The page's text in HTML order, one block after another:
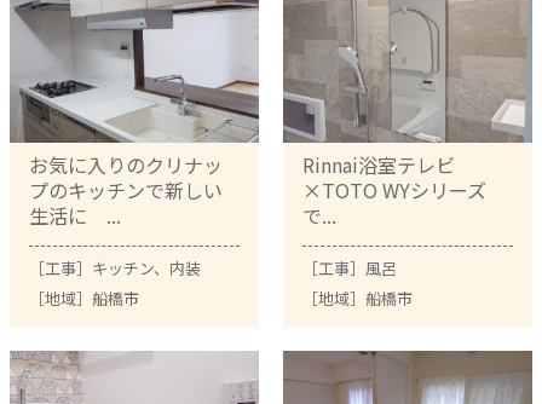
お気に入りのクリナッ
プのキッチンで新しい
生活に ...
［工事］ キッチン、 内装
［地域］ 船橋市
Rinnai浴室テレビ
×TOTO WYシリーズ
で...
［工事］ 風呂
［地域］ 船橋市